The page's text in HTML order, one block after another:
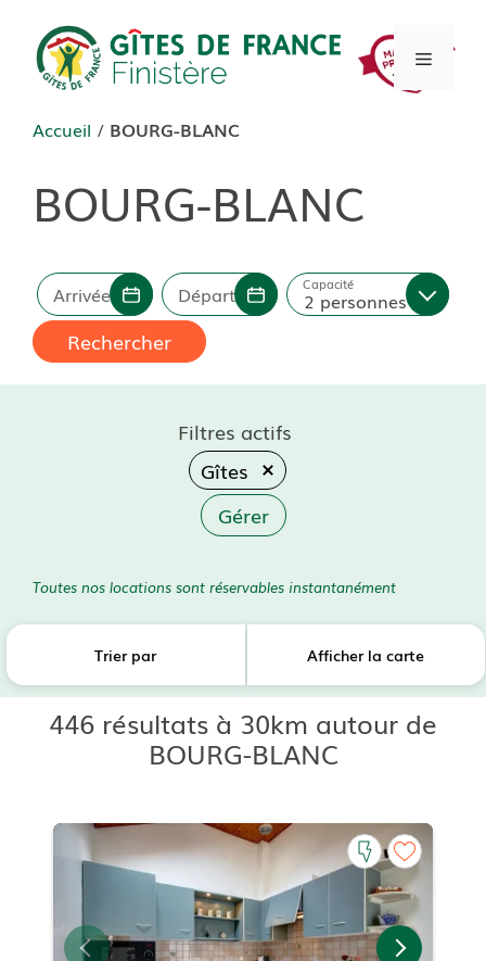
contenu
Menu
Accueil / BOURG-BLANC
BOURG-BLANC
Arrivée Départ 2 personnes
Capacité
Rechercher
Filtres actifs
Gîtes
Gérer
Toutes nos locations sont réservables instantanément
446 résultats à 30km autour de
BOURG-BLANC
Trier par Afficher la carte